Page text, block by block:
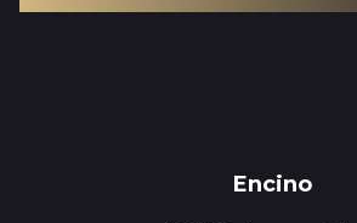
Encino